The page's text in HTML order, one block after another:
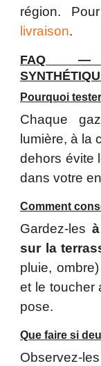
région.
livraison.
FAQ —
Pourquoi
Chaque
lumière, à la
dehors évite
dans votre
Comment
Gardez-les
sur la
pluie,
et le toucher
pose.
Que faire si
Observez-